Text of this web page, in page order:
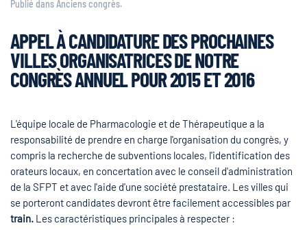
Publié dansAnciens congrès.
APPEL À CANDIDATURE DES PROCHAINES
VILLES ORGANISATRICES DE NOTRE
CONGRÈS ANNUEL POUR 2015 ET 2016
L'équipe locale de Pharmacologie et de Thérapeutique a la
responsabilité de prendre en charge l'organisation du congrès, y
compris la recherche de subventions locales, l'identification des
orateurs locaux, en concertation avec le conseil d'administration
de la SFPT et avec l'aide d'une société prestataire. Les villes qui
se porteront candidates devront être facilement accessibles par
train. Les caractéristiques principales à respecter :